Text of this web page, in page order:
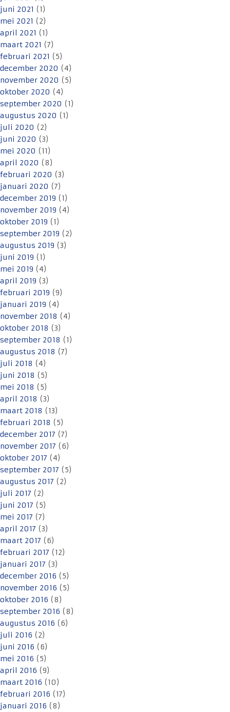
juni 2021 (1)
mei 2021 (2)
april 2021 (1)
maart 2021 (7)
februari 2021 (5)
december 2020 (4)
november 2020 (5)
oktober 2020 (4)
september 2020 (1)
augustus 2020 (1)
juli 2020 (2)
juni 2020 (3)
mei 2020 (11)
april 2020 (8)
februari 2020 (3)
januari 2020 (7)
december 2019 (1)
november 2019 (4)
oktober 2019 (1)
september 2019 (2)
augustus 2019 (3)
juni 2019 (1)
mei 2019 (4)
april 2019 (3)
februari 2019 (9)
januari 2019 (4)
november 2018 (4)
oktober 2018 (3)
september 2018 (1)
augustus 2018 (7)
juli 2018 (4)
juni 2018 (5)
mei 2018 (5)
april 2018 (3)
maart 2018 (13)
februari 2018 (5)
december 2017 (7)
november 2017 (6)
oktober 2017 (4)
september 2017 (5)
augustus 2017 (2)
juli 2017 (2)
juni 2017 (5)
mei 2017 (7)
april 2017 (3)
maart 2017 (6)
februari 2017 (12)
januari 2017 (3)
december 2016 (5)
november 2016 (5)
oktober 2016 (8)
september 2016 (8)
augustus 2016 (6)
juli 2016 (2)
juni 2016 (6)
mei 2016 (5)
april 2016 (9)
maart 2016 (10)
februari 2016 (17)
januari 2016 (8)